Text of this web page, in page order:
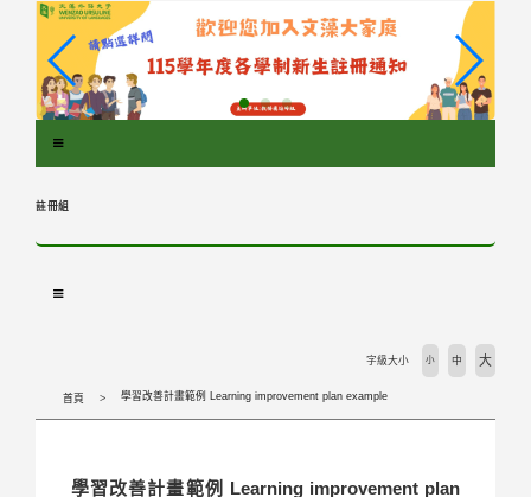
註冊組
首頁 學習改善計畫範例 Learning improvement plan example
字級大小 小 中 大
學習改善計畫範例 Learning improvement plan